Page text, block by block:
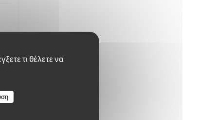
τι θέλετε να